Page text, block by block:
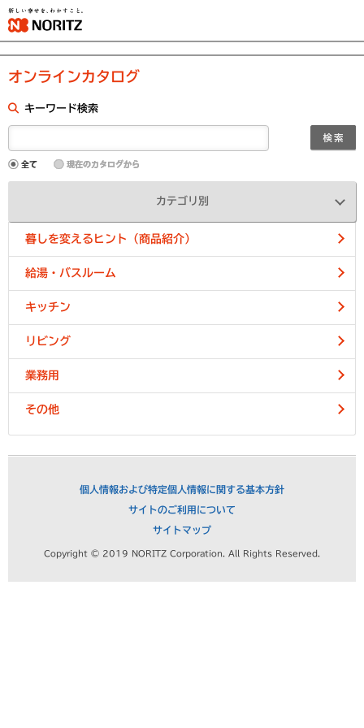
オンラインカタログ
キーワード検索
カテゴリ別
暮しを変えるヒント（商品紹介）
給湯・バスルーム
キッチン
リビング
業務用
その他
個人情報および特定個人情報に関する基本方針
サイトのご利用について
サイトマップ
Copyright © 2019 NORITZ Corporation. All Rights Reserved.